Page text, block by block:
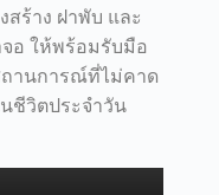
สร้าง ฝาพับ และ
อ ให้พร้อมรับมือ
านการณ์ที่ไม่คาด
ชีวิตประจำวัน